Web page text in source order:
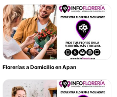
Florerías a Domicilio en Apan